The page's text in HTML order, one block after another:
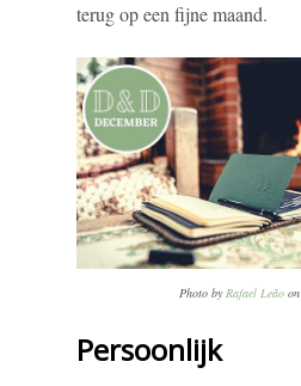
terug op een fijne maand.
Photo by Rafael Leãoon
Persoonlijk